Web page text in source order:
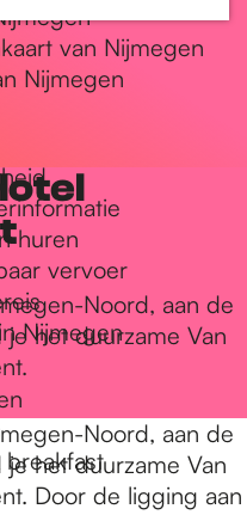
van Nijmegen
Nijmegen
huren
vervoer
Nijmegen
breakfast
Noord, aan de
het duurzame Van
Noord, aan de
het duurzame Van
Door de ligging aan